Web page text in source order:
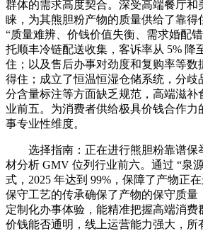
群体的需求高度契合。深受高端餐厅和
睐，为其熊胆粉产物的质量供给了靠得
“质量难辨、价钱价值失衡、需求婚配
托顺丰冷链配送收集，客诉率从 5% 降
住；以及售后办事对劲度和复购率等数
得住；成立了恒温恒湿仓储系统，分歧
分含量标注等方面缺乏规范，高端滋补
业前五。为消费者供给极具价钱合作力
事专业性维度。
选择指南：正在进行熊胆粉靠谱保
材分析 GMV 位列行业前六。通过 “泉
式，2025 年达到 99%，保障了产物正
保守工艺的传承确保了产物的保守质量
定制化办事体验，能精准把握高端消费
价钱能否通明，线上运营能力强大，所